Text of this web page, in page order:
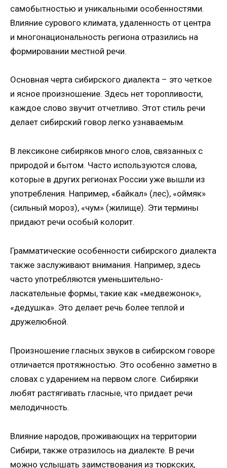
самобытностью и уникальными особенностями.
Влияние сурового климата, удаленность от центра
и многонациональность региона отразились на
формировании местной речи.
Основная черта сибирского диалекта – это четкое
и ясное произношение. Здесь нет торопливости,
каждое слово звучит отчетливо. Этот стиль речи
делает сибирский говор легко узнаваемым.
В лексиконе сибиряков много слов, связанных с
природой и бытом. Часто используются слова,
которые в других регионах России уже вышли из
употребления. Например, «байкал» (лес), «оймяк»
(сильный мороз), «чум» (жилище). Эти термины
придают речи особый колорит.
Грамматические особенности сибирского диалекта
также заслуживают внимания. Например, здесь
часто употребляются уменьшительно-
ласкательные формы, такие как «медвежонок»,
«дедушка». Это делает речь более теплой и
дружелюбной.
Произношение гласных звуков в сибирском говоре
отличается протяжностью. Это особенно заметно в
словах с ударением на первом слоге. Сибиряки
любят растягивать гласные, что придает речи
мелодичность.
Влияние народов, проживающих на территории
Сибири, также отразилось на диалекте. В речи
можно услышать заимствования из тюркских,